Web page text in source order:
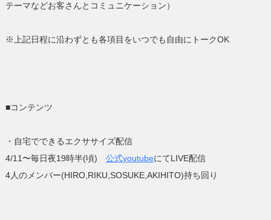
テーマなどお客さんとコミュニケーション）
※上記日程に沿わずとも各項目をいつでも自由にトークOK
■コンテンツ
・自宅でできるエクササイズ配信
4/11〜毎日夜19時半(頃) 公式youtubeにてLIVE配信
4人のメンバー(HIRO,RIKU,SOSUKE,AKIHITO)持ち回り